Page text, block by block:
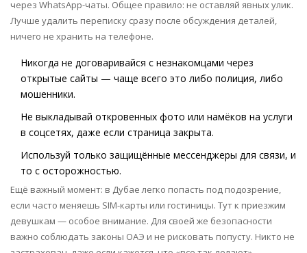
через WhatsApp-чаты. Общее правило: не оставляй явных улик.
Лучше удалить переписку сразу после обсуждения деталей,
ничего не хранить на телефоне.
Никогда не договаривайся с незнакомцами через
открытые сайты — чаще всего это либо полиция, либо
мошенники.
Не выкладывай откровенных фото или намёков на услуги
в соцсетях, даже если страница закрыта.
Используй только защищённые мессенджеры для связи, и
то с осторожностью.
Ещё важный момент: в Дубае легко попасть под подозрение,
если часто меняешь SIM-карты или гостиницы. Тут к приезжим
девушкам — особое внимание. Для своей же безопасности
важно соблюдать законы ОАЭ и не рисковать попусту. Никто не